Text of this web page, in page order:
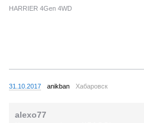
HARRIER 4Gen 4WD
31.10.2017 anikban Хабаровск
alexo77